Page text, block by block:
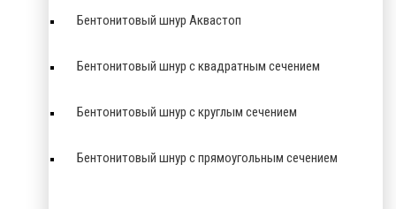
Бентонитовый шнур Аквастоп
Бентонитовый шнур с квадратным сечением
Бентонитовый шнур с круглым сечением
Бентонитовый шнур с прямоугольным сечением